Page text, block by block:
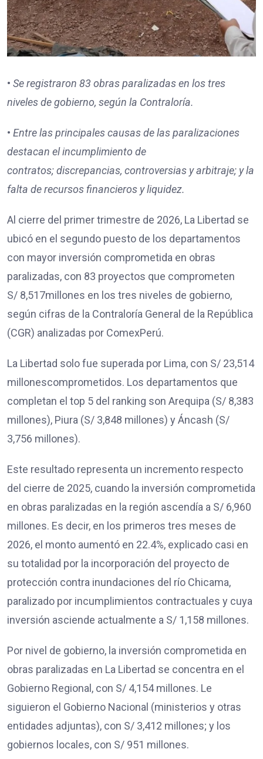
• Se registraron 83 obras paralizadas en los tres
niveles de gobierno, según la Contraloría.
• Entre las principales causas de las paralizaciones
destacan el incumplimiento de
contratos;discrepancias, controversias y arbitraje; yla
falta de recursos financieros y liquidez.
Al cierre del primer trimestre de 2026, La Libertad se
ubicó en el segundo puesto de los departamentos
con mayor inversión comprometida en obras
paralizadas, con 83 proyectos que comprometen
S/ 8,517millones en los tres niveles de gobierno,
según cifras de la Contraloría General de la República
(CGR) analizadas por ComexPerú.
La Libertad solo fue superada por Lima, con S/ 23,514
millonescomprometidos. Los departamentos que
completan el top 5 del ranking son Arequipa (S/ 8,383
millones), Piura (S/ 3,848 millones) y Áncash (S/
3,756 millones).
Este resultado representa un incremento respecto
del cierre de 2025, cuando la inversión comprometida
en obras paralizadas en la región ascendía a S/ 6,960
millones. Es decir, en los primeros tres meses de
2026, el monto aumentó en 22.4%, explicado casi en
su totalidad por la incorporación del proyecto de
protección contra inundaciones del río Chicama,
paralizado por incumplimientos contractuales y cuya
inversión asciende actualmente a S/ 1,158 millones.
Por nivel de gobierno, la inversión comprometida en
obras paralizadas en La Libertad se concentra en el
Gobierno Regional, con S/ 4,154 millones. Le
siguieron el Gobierno Nacional (ministerios y otras
entidades adjuntas), con S/ 3,412 millones; y los
gobiernos locales, con S/ 951 millones.